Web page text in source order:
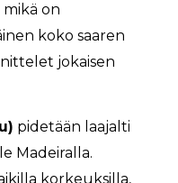
on
koko saaren
jokaisen
pidetään laajalti
Madeiralla.
korkeuksilla,